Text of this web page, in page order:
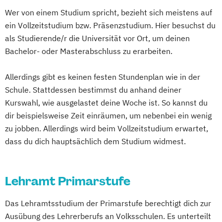
Russisch (Lehramt)
Slowakisch (Lehramt)
Slowenisch (Lehramt)
Spanisch (Lehramt)
Ungarisch (Lehramt)
Italienisch (Lehramt)
Katholische Religion (Lehramt)
Kroatisch (Lehramt) Latein (Lehramt)
Lehramt Primarstufe
Mathematik (Lehramt)
Mentoring: Berufseinstieg professionell
begleiten
Musikerziehung (Lehramt)
Physik (Lehramt)
Slowenisch (Lehramt)
Spezialisierung Inklusive Pädagogik
Politische Bildung (Lehramt)
Griechisch (Lehramt)
Informatik (Lehramt)
Islamische Religion (Lehramt)
Italienisch (Lehramt)
Katholische Religion (Lehramt)
Latein (Lehramt) Lehramt Primarstufe
Lehramt Primarstufe
Inklusion/Sonderpädagogik
Lehramt Sekundarstufe Berufsbildung
(Ernährung)
Lehramt Sekundarstufe Berufsbildung
Wer von einem Studium spricht, bezieht sich meistens auf
ein Vollzeitstudium bzw. Präsenzstudium. Hier besuchst du
als Studierende/r die Universität vor Ort, um deinen
Bachelor- oder Masterabschluss zu erarbeiten.
Allerdings gibt es keinen festen Stundenplan wie in der
Schule. Stattdessen bestimmst du anhand deiner
Kurswahl, wie ausgelastet deine Woche ist. So kannst du
dir beispielsweise Zeit einräumen, um nebenbei ein wenig
zu jobben. Allerdings wird beim Vollzeitstudium erwartet,
dass du dich hauptsächlich dem Studium widmest.
Lehramt Primarstufe
Das Lehramtsstudium der Primarstufe berechtigt dich zur
Ausübung des Lehrerberufs an Volksschulen. Es unterteilt